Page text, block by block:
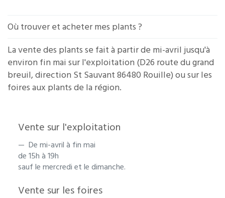
Où trouver et acheter mes plants ?
La vente des plants se fait à partir de mi-avril jusqu'à
environ fin mai sur l'exploitation (D26 route du grand
breuil, direction St Sauvant 86480 Rouille) ou sur les
foires aux plants de la région.
Vente sur l'exploitation
De mi-avril à fin mai
de 15h à 19h
sauf le mercredi et le dimanche.
Vente sur les foires